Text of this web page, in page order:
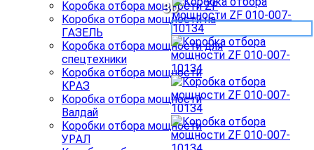
Коробка отбора мощности ZF
Коробка отбора мощности на
ГАЗЕЛЬ
Коробка отбора мощности для
спецтехники
Коробка отбора мощности
КРАЗ
Коробка отбора мощности
Валдай
Коробки отбора мощности
УРАЛ
3D